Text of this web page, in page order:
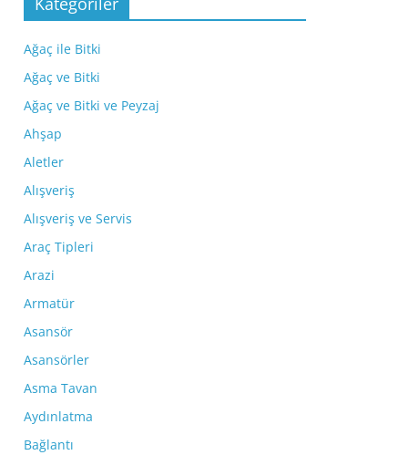
Ağaç ile Bitki
Ağaç ve Bitki
Ağaç ve Bitki ve Peyzaj
Ahşap
Aletler
Alışveriş
Alışveriş ve Servis
Araç Tipleri
Arazi
Armatür
Asansör
Asansörler
Asma Tavan
Aydınlatma
Bağlantı